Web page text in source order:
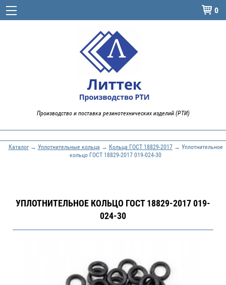
 0
Производство и поставка резинотехнических изделий (РТИ)
Каталог→ Уплотнительные кольца → Кольца ГОСТ 18829-2017→ Уплотнительное
кольцо ГОСТ 18829-2017 019-024-30
УПЛОТНИТЕЛЬНОЕ КОЛЬЦО ГОСТ 18829-2017 019-
024-30